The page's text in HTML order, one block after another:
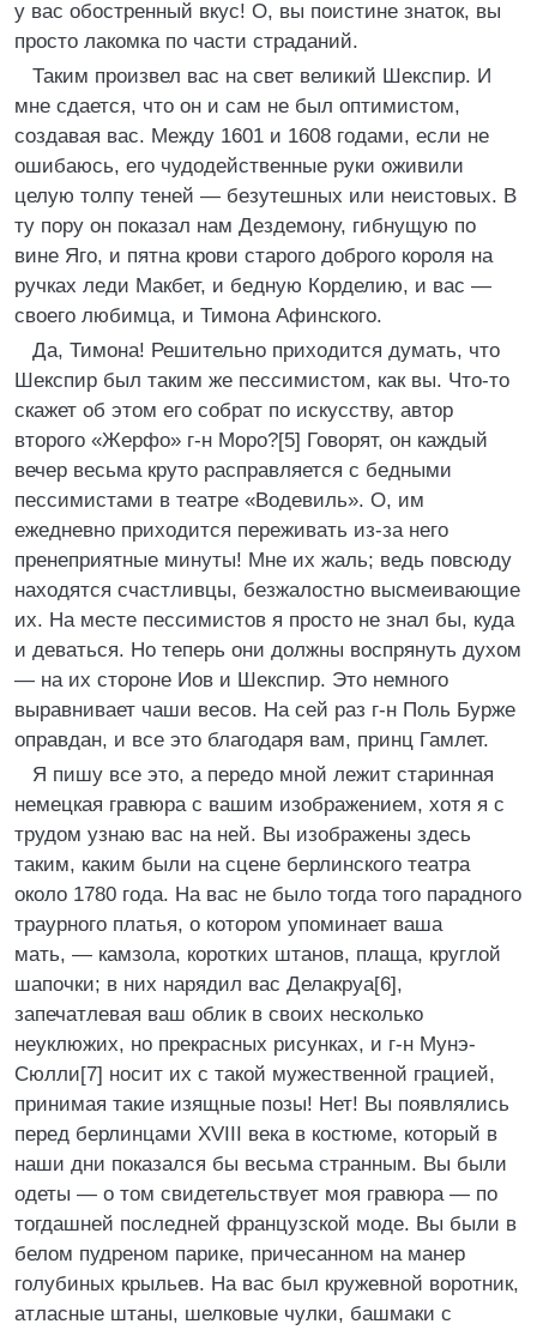
у вас обостренный вкус! О, вы поистине знаток, вы
просто лакомка по части страданий.
Таким произвел вас на свет великий Шекспир. И
мне сдается, что он и сам не был оптимистом,
создавая вас. Между 1601 и 1608 годами, если не
ошибаюсь, его чудодейственные руки оживили
целую толпу теней — безутешных или неистовых. В
ту пору он показал нам Дездемону, гибнущую по
вине Яго, и пятна крови старого доброго короля на
ручках леди Макбет, и бедную Корделию, и вас —
своего любимца, и Тимона Афинского.
Да, Тимона! Решительно приходится думать, что
Шекспир был таким же пессимистом, как вы. Что-то
скажет об этом его собрат по искусству, автор
второго «Жерфо» г-н Моро?[5] Говорят, он каждый
вечер весьма круто расправляется с бедными
пессимистами в театре «Водевиль». О, им
ежедневно приходится переживать из-за него
пренеприятные минуты! Мне их жаль; ведь повсюду
находятся счастливцы, безжалостно высмеивающие
их. На месте пессимистов я просто не знал бы, куда
и деваться. Но теперь они должны воспрянуть духом
— на их стороне Иов и Шекспир. Это немного
выравнивает чаши весов. На сей раз г-н Поль Бурже
оправдан, и все это благодаря вам, принц Гамлет.
Я пишу все это, а передо мной лежит старинная
немецкая гравюра с вашим изображением, хотя я с
трудом узнаю вас на ней. Вы изображены здесь
таким, каким были на сцене берлинского театра
около 1780 года. На вас не было тогда того парадного
траурного платья, о котором упоминает ваша
мать, — камзола, коротких штанов, плаща, круглой
шапочки; в них нарядил вас Делакруа[6],
запечатлевая ваш облик в своих несколько
неуклюжих, но прекрасных рисунках, и г-н Мунэ-
Сюлли[7] носит их с такой мужественной грацией,
принимая такие изящные позы! Нет! Вы появлялись
перед берлинцами XVIII века в костюме, который в
наши дни показался бы весьма странным. Вы были
одеты — о том свидетельствует моя гравюра — по
тогдашней последней французской моде. Вы были в
белом пудреном парике, причесанном на манер
голубиных крыльев. На вас был кружевной воротник,
атласные штаны, шелковые чулки, башмаки с